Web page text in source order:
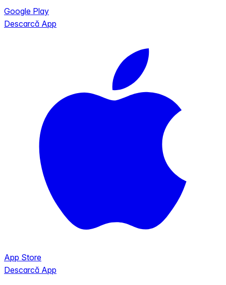
Google Play
Descarcă App
App Store
Descarcă App